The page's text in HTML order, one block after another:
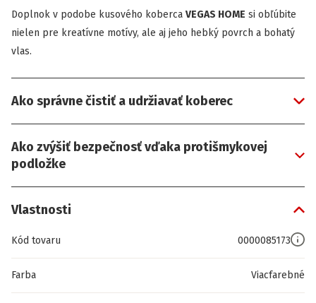
Doplnok v podobe kusového koberca VEGAS HOME si obľúbite
nielen pre kreatívne motívy, ale aj jeho hebký povrch a bohatý
vlas.
Ako správne čistiť a udržiavať koberec
Ako zvýšiť bezpečnosť vďaka protišmykovej
podložke
Vlastnosti
Kód tovaru 0000085173
Farba Viacfarebné